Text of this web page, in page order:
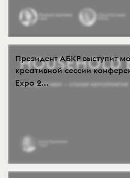
Президент АБКР выступит
креативной сессии
Expo 2...